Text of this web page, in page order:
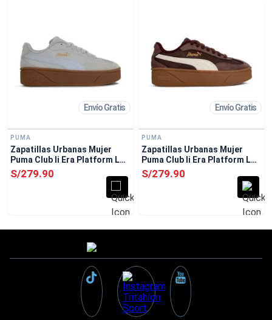
Envío Gratis
PUMA
Zapatillas Urbanas Mujer
Puma Club Ii Era Platform Lux
Gris
S/279.90
Envío Gratis
PUMA
Zapatillas Urbanas Mujer
Puma Club Ii Era Platform Lux
Rojo
S/279.90